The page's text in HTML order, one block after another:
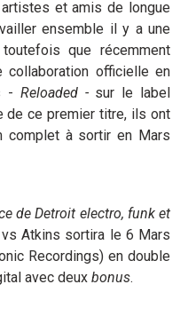
et amis de longue
ensemble il y a une
toutefois que récemment
collaboration officielle en
- Reloaded -sur le label
de ce premier titre, ils ont
complet à sortir en Mars
de Detroit electro, funk et
vs Atkins sortira le 6 Mars
Recordings) en double
avec deux bonus.